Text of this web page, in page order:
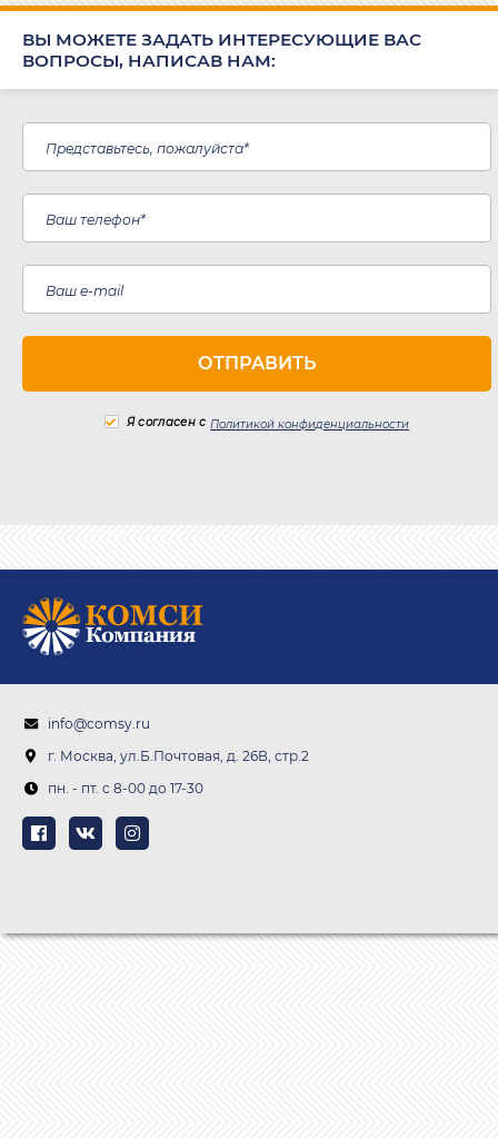
ВЫ МОЖЕТЕ ЗАДАТЬ ИНТЕРЕСУЮЩИЕ ВАС
ВОПРОСЫ, НАПИСАВ НАМ:
Я согласен с Политикой конфиденциальности
info@comsy.ru
г. Москва, ул.Б.Почтовая, д. 26В, стр.2
пн. - пт. c 8-00 до 17-30